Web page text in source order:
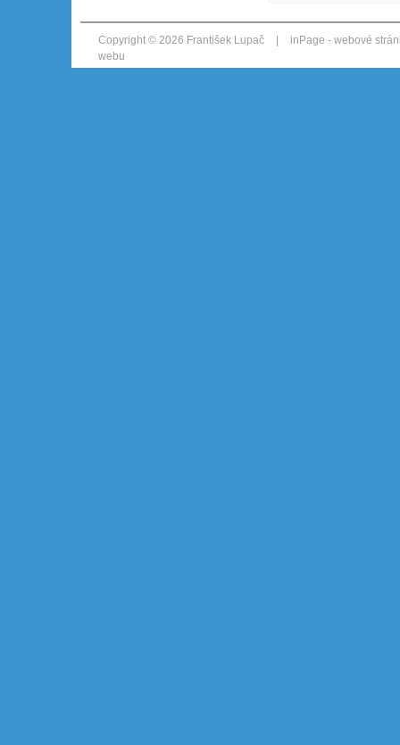
Copyright © 2026 František Lupač | inPage - webové
webu